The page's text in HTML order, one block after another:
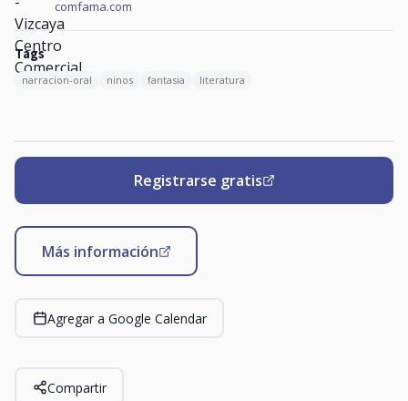
comfama.com
Tags
narracion-oral ninos fantasia literatura
Registrarse gratis
Más información
Agregar a Google Calendar
Compartir